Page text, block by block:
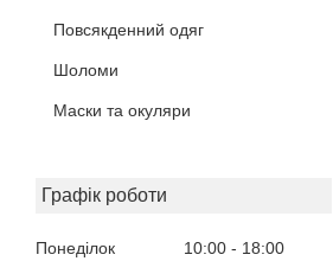
Повсякденний одяг
Шоломи
Маски та окуляри
Графік роботи
Понеділок 10:00
18:00